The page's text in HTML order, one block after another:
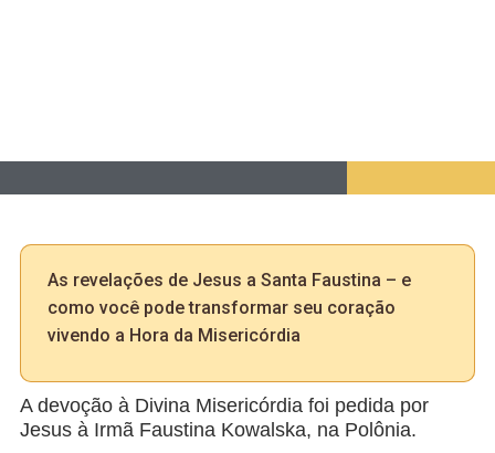
As revelações de Jesus a Santa Faustina – e
como você pode transformar seu coração
vivendo a Hora da Misericórdia
A devoção à Divina Misericórdia foi pedida por
Jesus à Irmã Faustina Kowalska, na Polônia.